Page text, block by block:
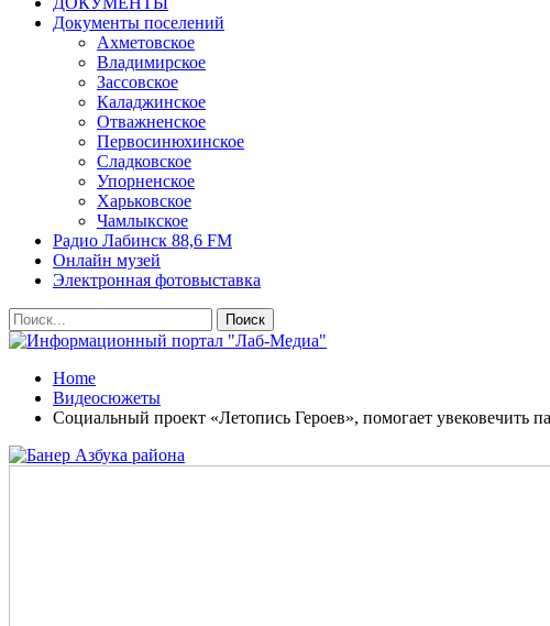
Документы поселений
Ахметовское
Владимирское
Зассовское
Каладжинское
Отважненское
Первосинюхинское
Сладковское
Упорненское
Харьковское
Чамлыкское
Радио Лабинск 88,6 FM
Онлайн музей
Электронная фотовыставка
Home
Видеосюжеты
Социальный проект «Летопись Героев», помогает увековечить